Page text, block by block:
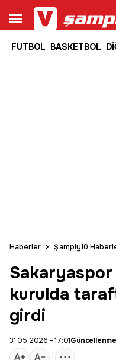
FUTBOL BASKETBOL
Haberler Şampiy10
Sakaryaspor
kurulda
girdi
31.05.2026 - 17:01